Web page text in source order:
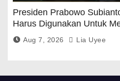
Presiden Prabowo
Harus Digunakan Untuk
Aug 7, 2026 Lia Uyee